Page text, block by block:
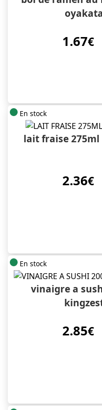
1.67€
En stock
lait fraise
2.36€
En stock
vinaigre a
2.85€